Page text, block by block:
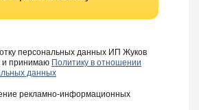
персональных данных ИП Жуков
и принимаю Политику в отношении
данных
рекламно-информационных